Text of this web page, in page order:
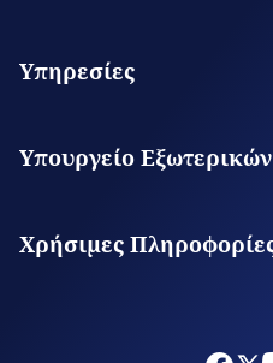
Γενικό Προξενείο
Γενικό Προξενείο Κορυτσάς
Υπηρεσίες
Υπηρεσίες για τον Πολίτη
Ψηφιακές Προξενικές
Υπουργείο Εξωτερικών
Οι Αρχές μας στον Κόσμο
Χρήσιμες